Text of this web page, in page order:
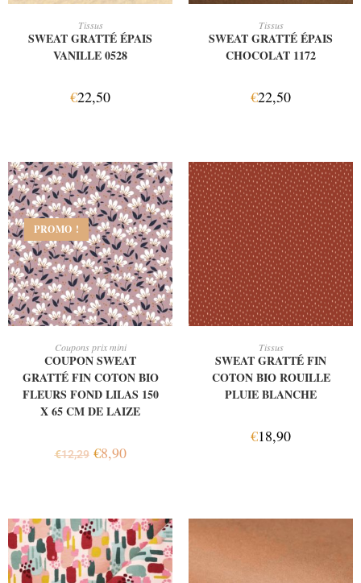
AJOUTER AU PANIER
Tissus
SWEAT GRATTÉ ÉPAIS
VANILLE 0528
€22,50
AJOUTER AU PANIER
Tissus
SWEAT GRATTÉ ÉPAIS
CHOCOLAT 1172
€22,50
PROMO !
AJOUTER AU PANIER
Coupons prix mini
COUPON SWEAT
GRATTÉ FIN COTON BIO
FLEURS FOND LILAS 150
X 65 CM DE LAIZE
€12,29 €8,90
AJOUTER AU PANIER
Tissus
SWEAT GRATTÉ FIN
COTON BIO ROUILLE
PLUIE BLANCHE
€18,90